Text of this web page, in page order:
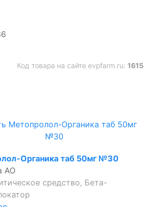
Код товара на сайте evpfarm.ru: 1615
Органика таб 50мг №30
АО
средство, Бета-